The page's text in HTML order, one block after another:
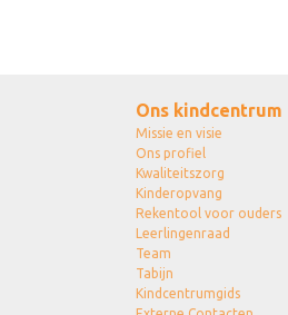
Ons kindcentrum
Missie en visie
Ons profiel
Kwaliteitszorg
Kinderopvang
Rekentool voor ouders
Leerlingenraad
Team
Tabijn
Kindcentrumgids